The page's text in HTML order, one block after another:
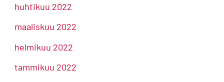
huhtikuu 2022
maaliskuu 2022
helmikuu 2022
tammikuu 2022